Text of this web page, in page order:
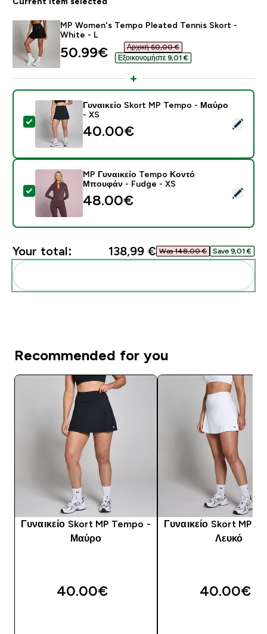
MP Women's Tempo Pleated Tennis Skort -
White - L
discounted price
50.99€‎
Αρχική 60,00 €‎
Εξοικονομήστε 9,01 €‎
Select this product - Γυναικείο Skort MP Tempo -
Γυναικείο Skort MP Tempo - Μαύρο
- XS
40.00€‎
Select this product - MP Γυναικείο Tempo Κοντό
MP Γυναικείο Tempo Κοντό
Μπουφάν - Fudge - XS
48.00€‎
Your total: 138,99 €‎ Was 148,00 €‎ Save 9,01 €‎
Recommended for you
Γυναικείο Skort MP Tempo -
Μαύρο
40.00€‎
Γυναικείο Skort MP
Λευκό
40.00€‎